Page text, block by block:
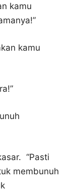
kamu
kamu
“Pasti
membunuh